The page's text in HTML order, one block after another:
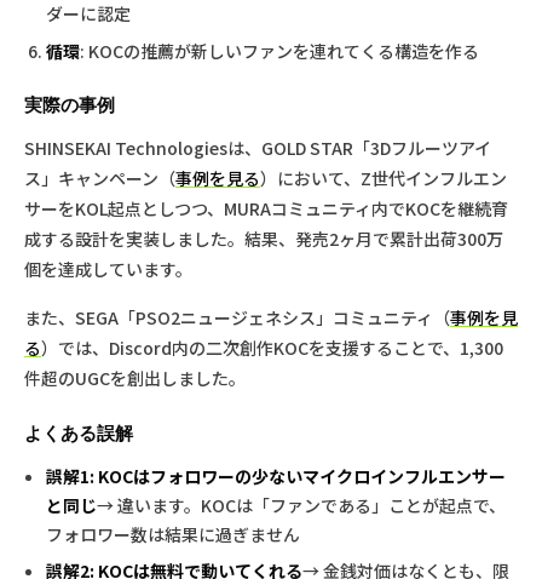
ダーに認定
循環: KOCの推薦が新しいファンを連れてくる構造を作る
実際の事例
SHINSEKAI Technologiesは、GOLD STAR「3Dフルーツアイ
ス」キャンペーン（事例を見る）において、Z世代インフルエン
サーをKOL起点としつつ、MURAコミュニティ内でKOCを継続育
成する設計を実装しました。結果、発売2ヶ月で累計出荷300万
個を達成しています。
また、SEGA「PSO2ニュージェネシス」コミュニティ（事例を見
る）では、Discord内の二次創作KOCを支援することで、1,300
件超のUGCを創出しました。
よくある誤解
誤解1: KOCはフォロワーの少ないマイクロインフルエンサー
と同じ→ 違います。KOCは「ファンである」ことが起点で、
フォロワー数は結果に過ぎません
誤解2: KOCは無料で動いてくれる→ 金銭対価はなくとも、限